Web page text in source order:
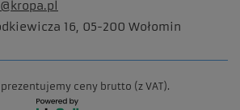
16, 05-200 Wołomin
ceny brutto (z VAT).